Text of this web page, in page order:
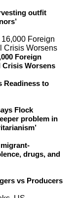
outfit
Foreign
Crisis Worsens
Readiness to
Flock
problem in
drugs, and
vs Producers